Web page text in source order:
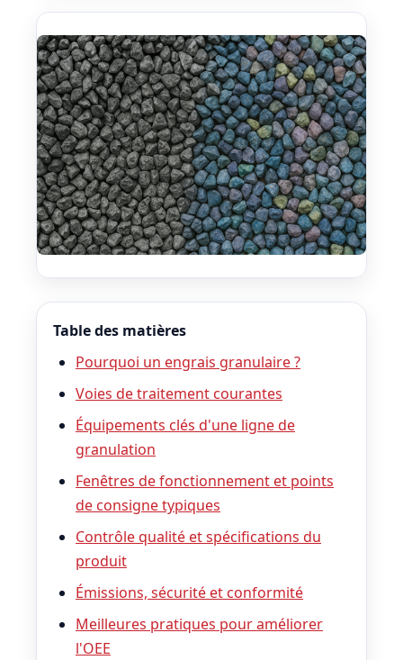
Table des matières
Pourquoi un engrais granulaire ?
Voies de traitement courantes
Équipements clés d'une ligne de
granulation
Fenêtres de fonctionnement et points
de consigne typiques
Contrôle qualité et spécifications du
produit
Émissions, sécurité et conformité
Meilleures pratiques pour améliorer
l'OEE